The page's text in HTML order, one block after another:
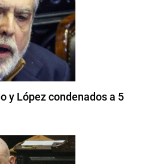
y López condenados a 5